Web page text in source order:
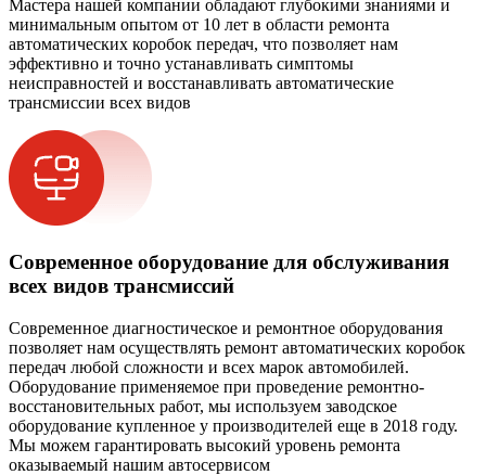
Мастера нашей компании обладают глубокими знаниями и
минимальным опытом от 10 лет в области ремонта
автоматических коробок передач, что позволяет нам
эффективно и точно устанавливать симптомы
неисправностей и восстанавливать автоматические
трансмиссии всех видов
Современное оборудование для обслуживания
всех видов трансмиссий
Современное диагностическое и ремонтное оборудования
позволяет нам осуществлять ремонт автоматических коробок
передач любой сложности и всех марок автомобилей.
Оборудование применяемое при проведение ремонтно-
восстановительных работ, мы используем заводское
оборудование купленное у производителей еще в 2018 году.
Мы можем гарантировать высокий уровень ремонта
оказываемый нашим автосервисом